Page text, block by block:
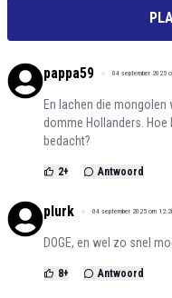
pappa59 04 september 2025
En lachen die
domme Hollanders. Hoe
bedacht?
2+ Antwoord
plurk 04 september 2025 om
DOGE, en wel zo snel
8+ Antwoord